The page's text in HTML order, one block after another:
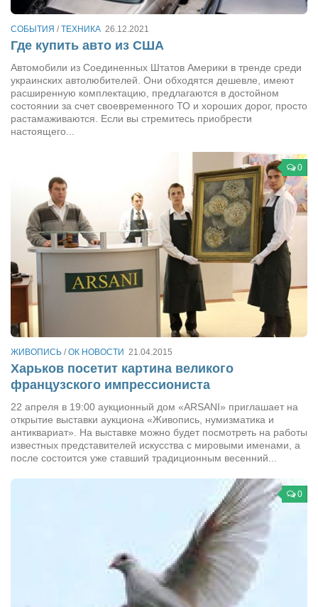
Александра Сокол
Барды
Владимир Айзенберг
Игорь Добровольский
Ольга Козаченко
Оксана Скоробагатская
Ольга Чикина
Бизнес-партнёры
Здоровье
Врач психиатр–нарколог Анплеев А.Б.
Косметологическое отделение КП Сумская
городская клиническая больница №4
Оптика — Медтехника
«Винегрет» — демократичный ресторан
«ЧАЙ — КАВА» магазин — кафе
Магазины
«CYCLE GARAGE» — магазин велосипедов
«Книголюб» — супермаркет
МАГАЗИН СТИХОВ НА ЗАКАЗ
«Павел» — магазин мужской одежды
СОБЫТИЯ /ТЕХНИКА 26.12.2021
Где купить авто из США
Автомобили из Соединенных Штатов Америки в тренде среди
украинских автолюбителей. Они обходятся дешевле, имеют
расширенную комплектацию, предлагаются в достойном
состоянии за счет своевременного ТО и хороших дорог, просто
растамаживаются. Если вы стремитесь приобрести
настоящего...
0
ЖИВОПИСЬ /ОК НОВОСТИ 21.04.2015
Харьков посетит картина великого
французского импрессиониста
22 апреля в 19:00 аукционный дом «ARSANI» приглашает на
открытие выставки аукциона «Живопись, нумизматика и
антиквариат». На выставке можно будет посмотреть на работы
известных представителей искусства с мировыми именами, а
после состоится уже ставший традиционным весенний...
0